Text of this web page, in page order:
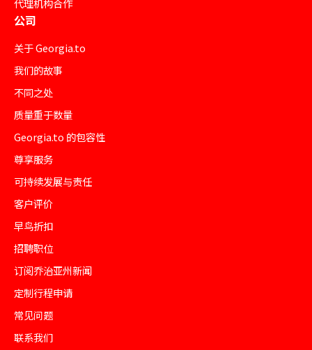
代理机构合作
公司
关于 Georgia.to
我们的故事
不同之处
质量重于数量
Georgia.to 的包容性
尊享服务
可持续发展与责任
客户评价
早鸟折扣
招聘职位
订阅乔治亚州新闻
定制行程申请
常见问题
联系我们